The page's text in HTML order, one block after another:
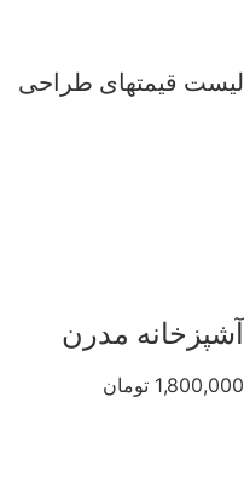
لیست قیمتهای طراحی
آشپزخانه مدرن
1,800,000 تومان